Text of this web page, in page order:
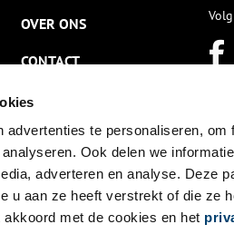
advertenties te personaliseren,
Ook delen we
adverteren en analyse. Deze
u aan ze heeft verstrekt of die ze
met de cookies en het
OVER ONS
CONTACT
NIEUWSBRIEF
DISCLAIMER
PRIVACY
TOEGANKELIJKHEID